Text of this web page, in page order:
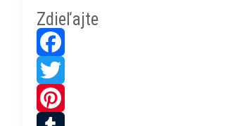
Zdieľajte
Facebook
Twitter